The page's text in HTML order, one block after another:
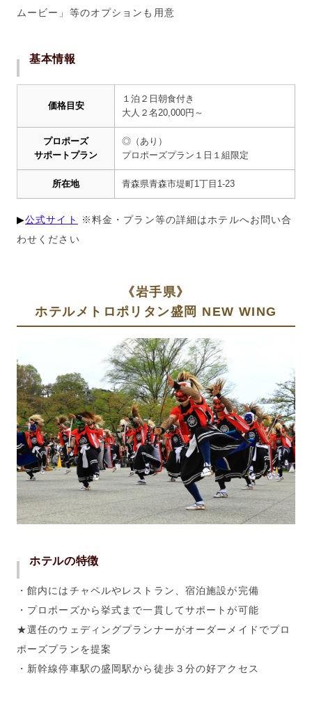
ムービー」等のオプションも用意
基本情報
価格目安
１泊２日朝食付き
大人２名20,000円～
プロポーズ
サポートプラン
◎（あり）
プロポーズプラン１日１組限定
所在地 青森県青森市堤町1丁目 1-23
▶︎公式サイト
※料金・プラン等の詳細はホテルへお問い合
わせください
《岩手県》
ホテルメトロポリタン盛岡 NEW WING
ホテルの特徴
・館内にはチャペルやレストラン、宿泊施設が完備
・プロポーズから挙式まで一貫してサポートが可能
★選任のウェディングプランナーがオーダーメイドでプロ
ポーズプランを提案
・新幹線停車駅の盛岡駅から徒歩３分の好アクセス